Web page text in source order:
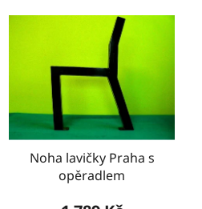
Noha lavičky Praha s
opěradlem